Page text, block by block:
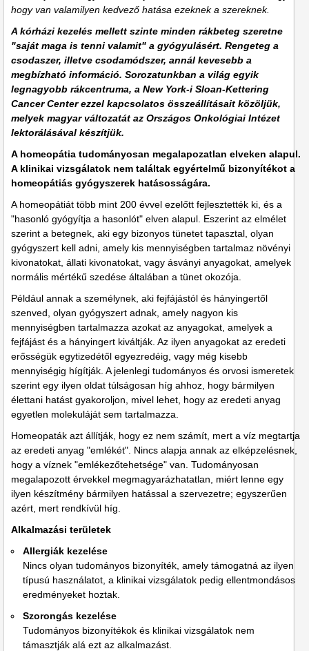
hogy van valamilyen kedvező hatása ezeknek a szereknek.
A kórházi kezelés mellett szinte minden rákbeteg szeretne
"saját maga is tenni valamit" a gyógyulásért. Rengeteg a
csodaszer, illetve csodamódszer, annál kevesebb a
megbízható információ. Sorozatunkban a világ egyik
legnagyobb rákcentruma, a New York-i Sloan-Kettering
Cancer Center ezzel kapcsolatos összeállításait közöljük,
melyek magyar változatát az Országos Onkológiai Intézet
lektorálásával készítjük.
A homeopátia tudományosan megalapozatlan elveken alapul.
A klinikai vizsgálatok nem találtak egyértelmű bizonyítékot a
homeopátiás gyógyszerek hatásosságára.
A homeopátiát több mint 200 évvel ezelőtt fejlesztették ki, és a
"hasonló gyógyítja a hasonlót" elven alapul. Eszerint az elmélet
szerint a betegnek, aki egy bizonyos tünetet tapasztal, olyan
gyógyszert kell adni, amely kis mennyiségben tartalmaz növényi
kivonatokat, állati kivonatokat, vagy ásványi anyagokat, amelyek
normális mértékű szedése általában a tünet okozója.
Például annak a személynek, aki fejfájástól és hányingertől
szenved, olyan gyógyszert adnak, amely nagyon kis
mennyiségben tartalmazza azokat az anyagokat, amelyek a
fejfájást és a hányingert kiváltják. Az ilyen anyagokat az eredeti
erősségük egytizedétől egyezredéig, vagy még kisebb
mennyiségig hígítják. A jelenlegi tudományos és orvosi ismeretek
szerint egy ilyen oldat túlságosan híg ahhoz, hogy bármilyen
élettani hatást gyakoroljon, mivel lehet, hogy az eredeti anyag
egyetlen molekuláját sem tartalmazza.
Homeopaták azt állítják, hogy ez nem számít, mert a víz megtartja
az eredeti anyag "emlékét". Nincs alapja annak az elképzelésnek,
hogy a víznek "emlékezőtehetsége" van. Tudományosan
megalapozott érvekkel megmagyarázhatatlan, miért lenne egy
ilyen készítmény bármilyen hatással a szervezetre; egyszerűen
azért, mert rendkívül híg.
Alkalmazási területek
Allergiák kezelése
Nincs olyan tudományos bizonyíték, amely támogatná az ilyen
típusú használatot, a klinikai vizsgálatok pedig ellentmondásos
eredményeket hoztak.
Szorongás kezelése
Tudományos bizonyítékok és klinikai vizsgálatok nem
támasztják alá ezt az alkalmazást.